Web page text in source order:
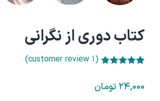
کتاب دوری از نگرانی
out of 5
based on
(۱ customer review)
۲۴,۰۰۰ تومان